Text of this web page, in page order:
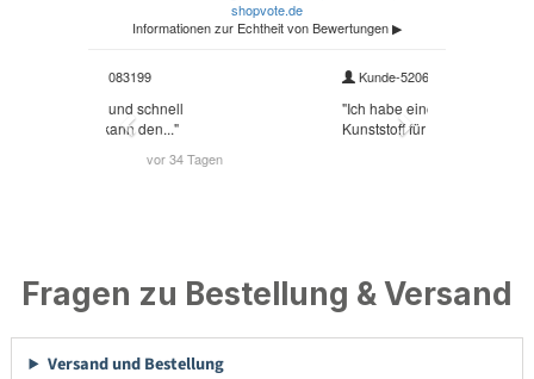
Fragen zu Bestellung & Versand
Versand und Bestellung